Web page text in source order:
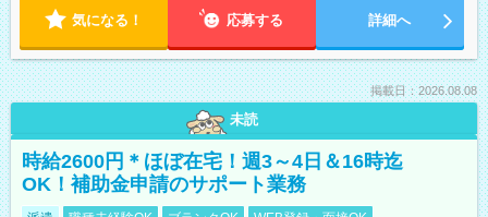
気になる！ 応募する 詳細へ
掲載日：2026.08.08
未読
時給2600円＊ほぼ在宅！週3～4日＆16時迄
OK！補助金申請のサポート業務